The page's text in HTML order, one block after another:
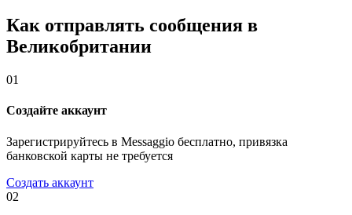
Как отправлять сообщения в
Великобритании
01
Создайте аккаунт
Зарегистрируйтесь в Messaggio бесплатно, привязка
банковской карты не требуется
Создать аккаунт
02